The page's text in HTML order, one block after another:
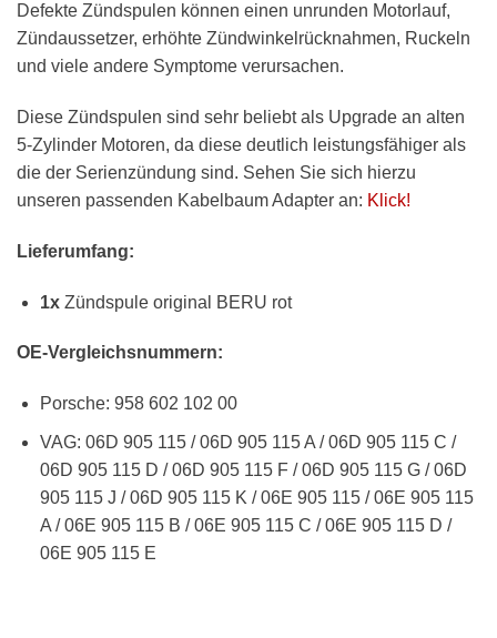
Defekte Zündspulen können einen unrunden Motorlauf,
Zündaussetzer, erhöhte Zündwinkelrücknahmen, Ruckeln
und viele andere Symptome verursachen.
Diese Zündspulen sind sehr beliebt als Upgrade an alten
5-Zylinder Motoren, da diese deutlich leistungsfähiger als
die der Serienzündung sind. Sehen Sie sich hierzu
unseren passenden Kabelbaum Adapter an: Klick!
Lieferumfang:
1xZündspule original BERU rot
OE-Vergleichsnummern:
Porsche: 958 602 102 00
VAG: 06D 905 115 / 06D 905 115 A / 06D 905 115 C /
06D 905 115 D / 06D 905 115 F / 06D 905 115 G / 06D
905 115 J / 06D 905 115 K / 06E 905 115 / 06E 905 115
A / 06E 905 115 B / 06E 905 115 C / 06E 905 115 D /
06E 905 115 E